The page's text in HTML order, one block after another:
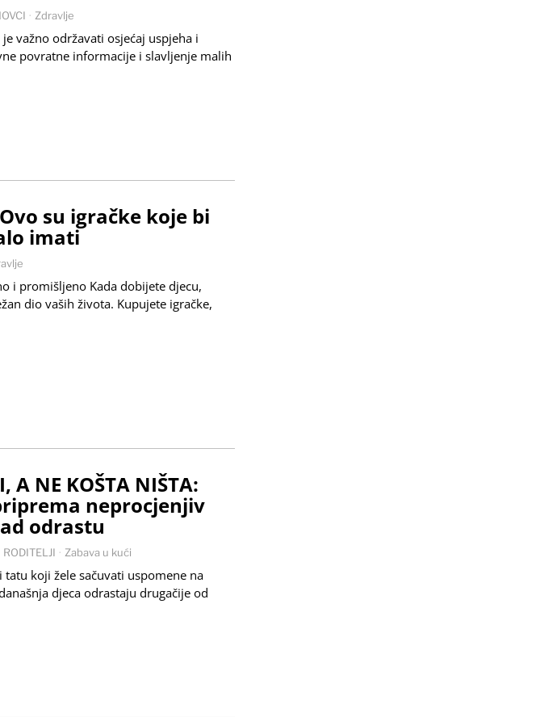
· Zdravlje
važno održavati osjećaj uspjeha i
povratne informacije i slavljenje malih
Ovo su igračke koje bi
imati
i promišljeno Kada dobijete djecu,
dio vaših života. Kupujete igračke,
A NE KOŠTA NIŠTA:
neprocjenjiv
odrastu
RODITELJI · Zabava u kući
koji žele sačuvati uspomene na
djeca odrastaju drugačije od